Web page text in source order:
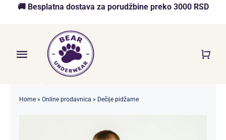
🚚 Besplatna dostava za porudžbine preko 3000 RSD
Toggle
Navigation
Home» Online prodavnica » Dečije pidžame